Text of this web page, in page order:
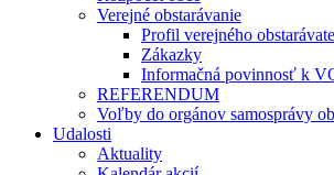
Verejné obstarávanie
Profil verejného
Zákazky
Informačná povinnosť k
REFERENDUM
Voľby do orgánov samosprávy
Udalosti
Aktuality